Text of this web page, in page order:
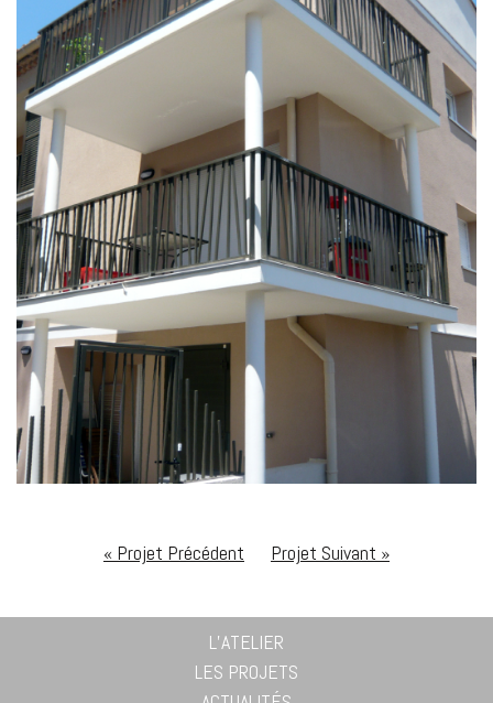
« Projet Précédent Projet Suivant »
L’ATELIER
LES PROJETS